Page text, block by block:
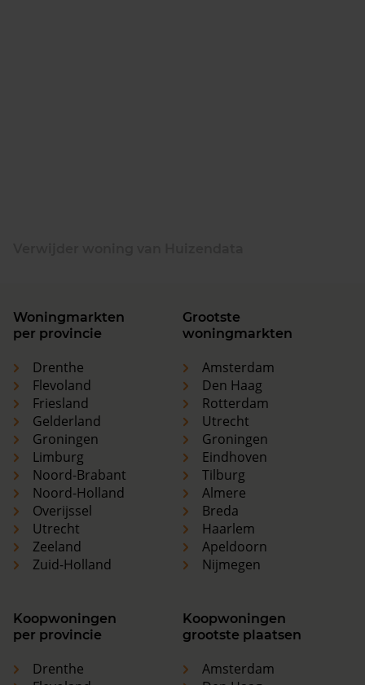
Woningmarkten
per provincie
Drenthe
Flevoland
Friesland
Gelderland
Groningen
Limburg
Noord-Brabant
Noord-Holland
Overijssel
Utrecht
Zeeland
Zuid-Holland
Grootste
woningmarkten
Amsterdam
Den Haag
Rotterdam
Utrecht
Groningen
Eindhoven
Tilburg
Almere
Breda
Haarlem
Apeldoorn
Nijmegen
Koopwoningen
per provincie
Drenthe
Koopwoningen
grootste plaatsen
Amsterdam